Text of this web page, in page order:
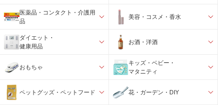
医薬品・コンタクト・介護用
品
美容・コスメ・香水
ダイエット・
健康用品
お酒・洋酒
おもちゃ
キッズ・ベビー・
マタニティ
ペットグッズ・ペットフード 花・ガーデン・DIY